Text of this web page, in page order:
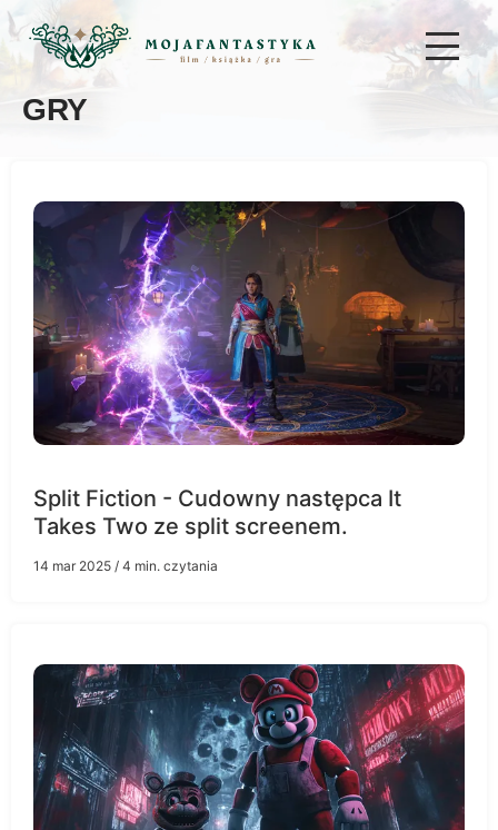
GRY
Split Fiction - Cudowny następca It
Takes Two ze split screenem.
14 mar 2025 / 4 min. czytania